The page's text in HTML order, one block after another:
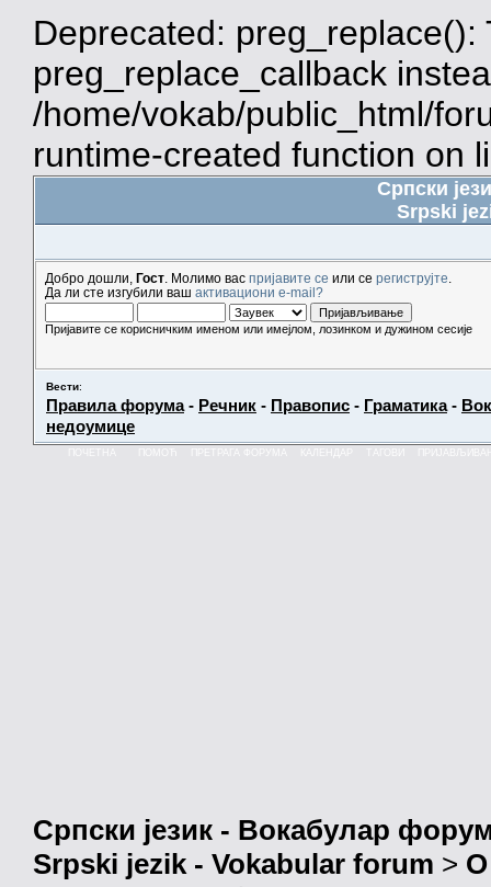
Deprecated:
preg_replace_callback
/home/vokab/public_html/
runtime-created function on
Српски
Srpski
Добро дошли, Гост . Молимо вас пријавите се или се региструјте
Да ли сте изгубили ваш активациони e-mail?
Пријавите се корисничким именом или имејлом, лозинком и дужином сесије
Вести:
Правила форума- Речник - Правопис - Граматика-
недоумице
КАЛЕНДАР
Српски језик - Вокабулар
Srpski jezik - Vokabular forum > О